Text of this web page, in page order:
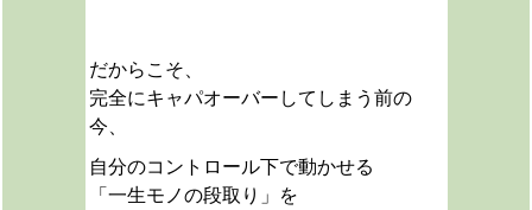
だからこそ、
完全にキャパオーバーしてしまう前の
今、
自分のコントロール下で動かせる
「一生モノの段取り」を